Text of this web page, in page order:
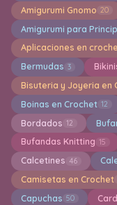
Amigurumi Gnomo 20
Amigurumi para
Aplicaciones en
Bermudas 3
Bisuteria y Joyeria en
Boinas en Crochet 12
Bordados 12
Bufandas Knitting 15
Calcetines 46
Camisetas en Crochet
Capuchas 50